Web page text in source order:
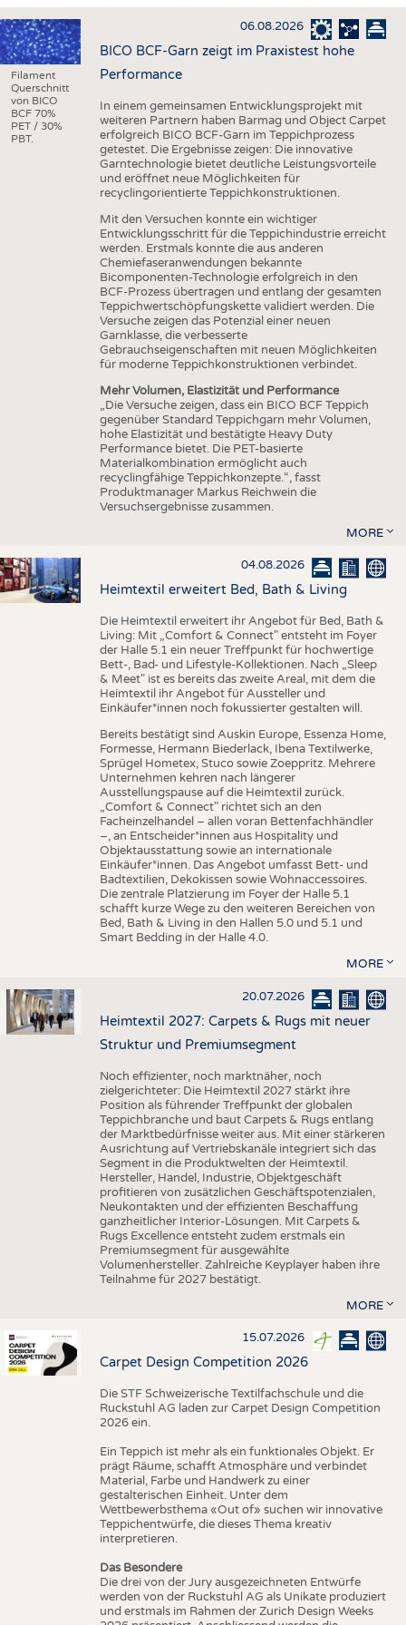
HAUS- UND HEIMTEXTILIEN
BEKLEIDUNG
TESTS
BUSINESS
UNTERNEHMEN
AUSSCHREIBUNGEN
DTV AUSSCHREIBUNGSDIENST
STATISTICS
ADRESSEN & LINKS
PUBLIKATIONEN
BRANCHENTERMINE
Filament
Querschnitt
von BICO
BCF 70%
PET / 30%
PBT.
06.08.2026
BICO BCF-Garn zeigt im Praxistest hohe
Performance
In einem gemeinsamen Entwicklungsprojekt mit
weiteren Partnern haben Barmag und Object Carpet
erfolgreich BICO BCF-Garn im Teppichprozess
getestet. Die Ergebnisse zeigen: Die innovative
Garntechnologie bietet deutliche Leistungsvorteile
und eröffnet neue Möglichkeiten für
recyclingorientierte Teppichkonstruktionen.
Mit den Versuchen konnte ein wichtiger
Entwicklungsschritt für die Teppichindustrie erreicht
werden. Erstmals konnte die aus anderen
Chemiefaseranwendungen bekannte
Bicomponenten-Technologie erfolgreich in den
BCF-Prozess übertragen und entlang der gesamten
Teppichwertschöpfungskette validiert werden. Die
Versuche zeigen das Potenzial einer neuen
Garnklasse, die verbesserte
Gebrauchseigenschaften mit neuen Möglichkeiten
für moderne Teppichkonstruktionen verbindet.
Mehr Volumen, Elastizität und Performance
„Die Versuche zeigen, dass ein BICO BCF Teppich
gegenüber Standard Teppichgarn mehr Volumen,
hohe Elastizität und bestätigte Heavy Duty
Performance bietet. Die PET-basierte
Materialkombination ermöglicht auch
recyclingfähige Teppichkonzepte.“, fasst
Produktmanager Markus Reichwein die
Versuchsergebnisse zusammen.
MORE
04.08.2026
Heimtextil erweitert Bed, Bath & Living
Die Heimtextil erweitert ihr Angebot für Bed, Bath &
Living: Mit „Comfort & Connect" entsteht im Foyer
der Halle 5.1 ein neuer Treffpunkt für hochwertige
Bett-, Bad- und Lifestyle-Kollektionen. Nach „Sleep
& Meet" ist es bereits das zweite Areal, mit dem die
Heimtextil ihr Angebot für Aussteller und
Einkäufer*innen noch fokussierter gestalten will.
Bereits bestätigt sind Auskin Europe, Essenza Home,
Formesse, Hermann Biederlack, Ibena Textilwerke,
Sprügel Hometex, Stuco sowie Zoeppritz. Mehrere
Unternehmen kehren nach längerer
Ausstellungspause auf die Heimtextil zurück.
„Comfort & Connect" richtet sich an den
Facheinzelhandel – allen voran Bettenfachhändler
–, an Entscheider*innen aus Hospitality und
Objektausstattung sowie an internationale
Einkäufer*innen. Das Angebot umfasst Bett- und
Badtextilien, Dekokissen sowie Wohnaccessoires.
Die zentrale Platzierung im Foyer der Halle 5.1
schafft kurze Wege zu den weiteren Bereichen von
Bed, Bath & Living in den Hallen 5.0 und 5.1 und
Smart Bedding in der Halle 4.0.
MORE
20.07.2026
Heimtextil 2027: Carpets & Rugs mit neuer
Struktur und Premiumsegment
Noch effizienter, noch marktnäher, noch
zielgerichteter: Die Heimtextil 2027 stärkt ihre
Position als führender Treffpunkt der globalen
Teppichbranche und baut Carpets & Rugs entlang
der Marktbedürfnisse weiter aus. Mit einer stärkeren
Ausrichtung auf Vertriebskanäle integriert sich das
Segment in die Produktwelten der Heimtextil.
Hersteller, Handel, Industrie, Objektgeschäft
profitieren von zusätzlichen Geschäftspotenzialen,
Neukontakten und der effizienten Beschaffung
ganzheitlicher Interior-Lösungen. Mit Carpets &
Rugs Excellence entsteht zudem erstmals ein
Premiumsegment für ausgewählte
Volumenhersteller. Zahlreiche Keyplayer haben ihre
Teilnahme für 2027 bestätigt.
MORE
15.07.2026
Carpet Design Competition 2026
Die STF Schweizerische Textilfachschule und die
Ruckstuhl AG laden zur Carpet Design Competition
2026 ein.
Ein Teppich ist mehr als ein funktionales Objekt. Er
prägt Räume, schafft Atmosphäre und verbindet
Material, Farbe und Handwerk zu einer
gestalterischen Einheit. Unter dem
Wettbewerbsthema «Out of» suchen wir innovative
Teppichentwürfe, die dieses Thema kreativ
interpretieren.
Das Besondere
Die drei von der Jury ausgezeichneten Entwürfe
werden von der Ruckstuhl AG als Unikate produziert
und erstmals im Rahmen der Zurich Design Weeks